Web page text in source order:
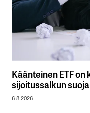
Käänteinen ETF
sijoitussalkun
6.8.2026